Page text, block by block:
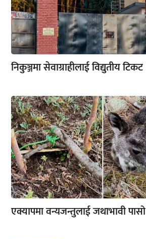
निकुञ्जमा सेवाग्राहीलाई विद्युतीय टिकट
एक्यापमा वन्यजन्तुलाई जथाभावी पासो